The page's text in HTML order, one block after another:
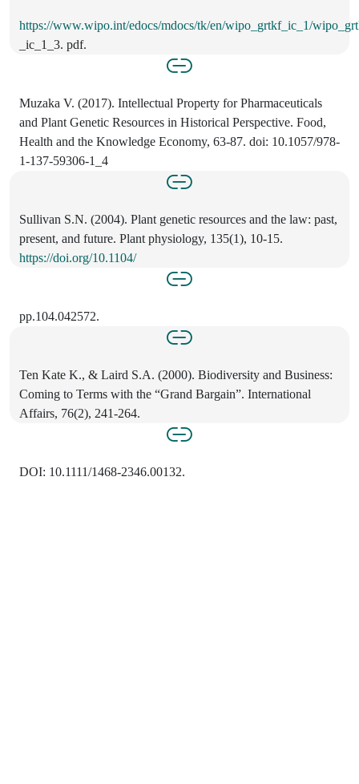
https://www.wipo.int/edocs/mdocs/tk/en/wipo_grtkf_ic_1/
_ic_1_3. pdf.
Muzaka V. (2017). Intellectual Property for Pharmaceuticals
and Plant Genetic Resources in Historical Perspective. Food,
Health and the Knowledge Economy, 63-87. doi: 10.1057/978-
1-137-59306-1_4
Sullivan S.N. (2004). Plant genetic resources and the law: past,
present, and future. Plant physiology, 135(1), 10-15.
https://doi.org/10.1104/
pp.104.042572.
Ten Kate K., & Laird S.A. (2000). Biodiversity and Business:
Coming to Terms with the “Grand Bargain”. International
Affairs, 76(2), 241-264.
DOI: 10.1111/1468-2346.00132.